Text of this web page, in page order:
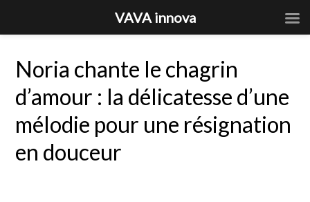
Noria chante le chagrin
d’amour : la délicatesse d’une
mélodie pour une résignation
en douceur
VAVA innova